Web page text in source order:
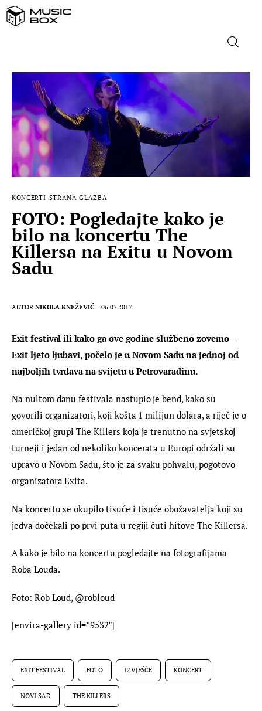
NASLOVNICA
DOMAĆA GLAZBA
STRANA GLAZBA
MUSIC BOX
KONCERTI STRANA GLAZBA
FOTO: Pogledajte kako je
bilo na koncertu The
Killersa na Exitu u Novom
Sadu
AUTOR NIKOLA KNEŽEVIĆ 06.07.2017.
Exit festival ili kako ga ove godine službeno zovemo –
Exit ljeto ljubavi, počelo je u Novom Sadu na jednoj od
najboljih tvrđava na svijetu u Petrovaradinu.
Na nultom danu festivala nastupio je bend, kako su
govorili organizatori, koji košta 1 milijun dolara, a riječ je o
američkoj grupi The Killers koja je trenutno na svjetskoj
turneji i jedan od nekoliko koncerata u Europi održali su
upravo u Novom Sadu, što je za svaku pohvalu, pogotovo
organizatora Exita.
Na koncertu se okupilo tisuće i tisuće obožavatelja koji su
jedva dočekali po prvi puta u regiji čuti hitove The Killersa.
A kako je bilo na koncertu pogledajte na fotografijama
Roba Louda.
Foto: Rob Loud, @robloud
[envira-gallery id=”9532″]
EXIT FESTIVAL FOTO IZVJEŠĆE KONCERT
NOVI SAD THE KILLERS